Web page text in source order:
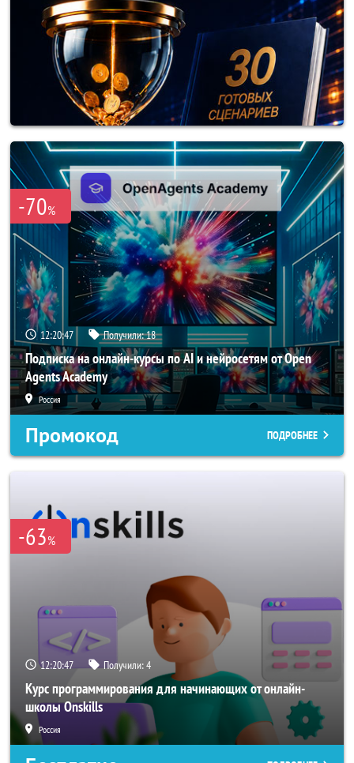
-70%
12:20:44 Получили:18
Подписка на онлайн-курсы по AI и нейросетям от Open
Agents Academy
Россия
Промокод ПОДРОБНЕЕ
-63%
12:20:44 Получили:4
Курс программирования для начинающих от онлайн-
школы Onskills
Россия